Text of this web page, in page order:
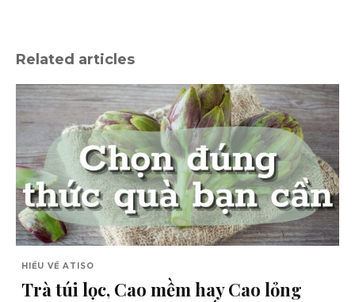
Related articles
HIỂU VỀ ATISO
Trà túi lọc, Cao mềm hay Cao lỏng